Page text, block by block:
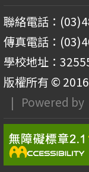
聯絡電話：
傳真電話：
學校地址：
版權所有 ©
| Powered by